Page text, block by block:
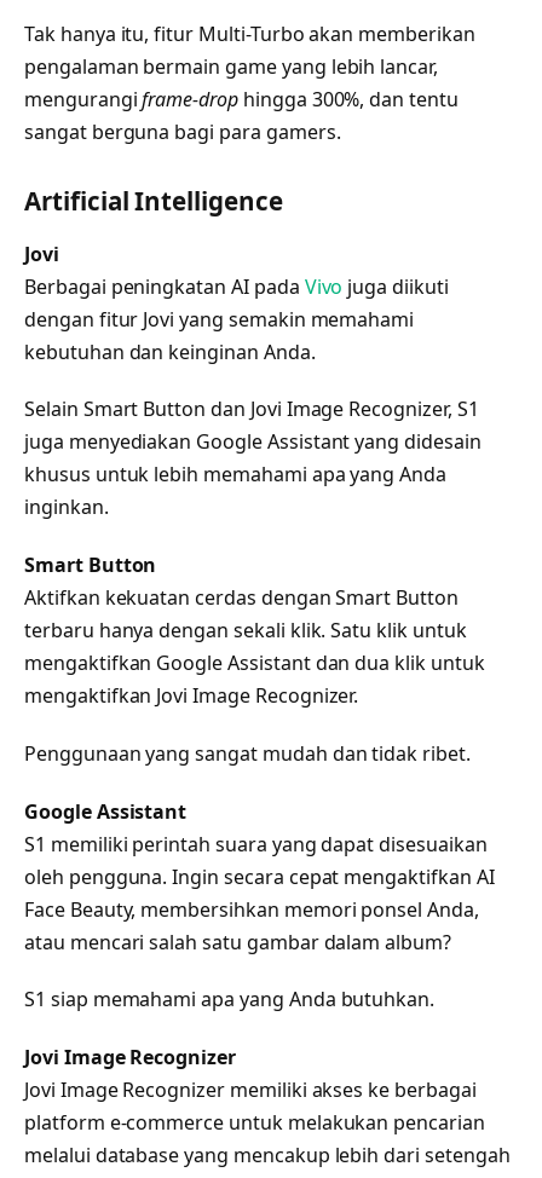
Tak hanya itu, fitur Multi-Turbo akan memberikan
pengalaman bermain game yang lebih lancar,
mengurangiframe-drop hingga 300%, dan tentu
sangat berguna bagi para gamers.
Artificial Intelligence
Jovi
Berbagai peningkatan AI pada Vivo juga diikuti
dengan fitur Jovi yang semakin memahami
kebutuhan dan keinginan Anda.
Selain Smart Button dan Jovi Image Recognizer, S1
juga menyediakan Google Assistant yang didesain
khusus untuk lebih memahami apa yang Anda
inginkan.
Smart Button
Aktifkan kekuatan cerdas dengan Smart Button
terbaru hanya dengan sekali klik. Satu klik untuk
mengaktifkan Google Assistant dan dua klik untuk
mengaktifkan Jovi Image Recognizer.
Penggunaan yang sangat mudah dan tidak ribet.
Google Assistant
S1 memiliki perintah suara yang dapat disesuaikan
oleh pengguna. Ingin secara cepat mengaktifkan AI
Face Beauty, membersihkan memori ponsel Anda,
atau mencari salah satu gambar dalam album?
S1 siap memahami apa yang Anda butuhkan.
Jovi Image Recognizer
Jovi Image Recognizer memiliki akses ke berbagai
platform e-commerce untuk melakukan pencarian
melalui database yang mencakup lebih dari setengah